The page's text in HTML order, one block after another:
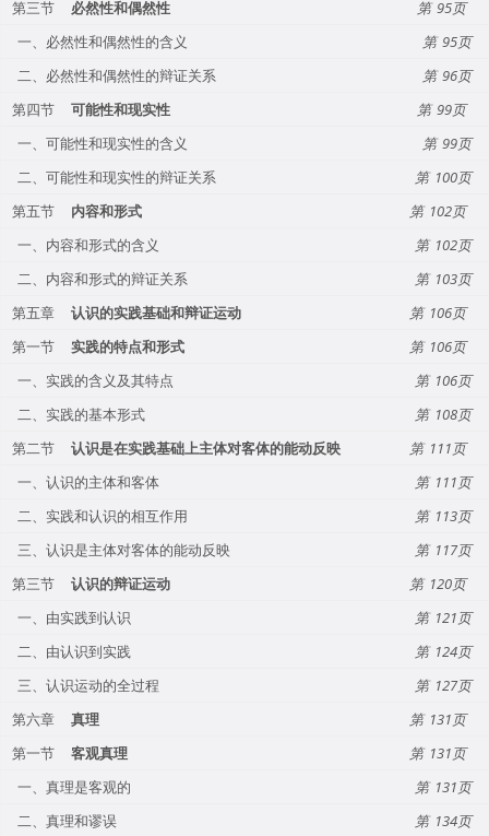
第三节 必然性和偶然性
95
一、必然性和偶然性的含义
95
二、必然性和偶然性的辩证关系
96
第四节
可能性和现实性
99
一、可能性和现实性的含义
99
二、可能性和现实性的辩证关系
100
第五节
内容和形式
102
一、内容和形式的含义
102
二、内容和形式的辩证关系
103
第五章
认识的实践基础和辩证运动
106
第一节
实践的特点和形式
106
一、实践的含义及其特点
106
二、实践的基本形式
108
第二节
认识是在实践基础上主体对客体的能动反映
111
一、认识的主体和客体
111
二、实践和认识的相互作用
113
三、认识是主体对客体的能动反映
117
第三节
认识的辩证运动
120
一、由实践到认识
121
二、由认识到实践
124
三、认识运动的全过程
127
第六章
真理
131
第一节
客观真理
131
一、真理是客观的
131
二、真理和谬误
134